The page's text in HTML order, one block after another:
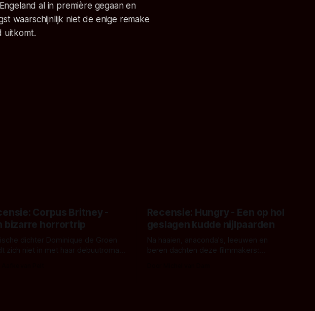
al in première gegaan en
waarschijnlijk niet de enige remake
uitkomt.
Corpus Britney -
bizarre horrortrip
dichter Dominique de Groen
zich niet in met haar debuutroman.
Recensie: Hungry - Een op hol
geslagen kudde nijlpaarden
Na haaien, anaconda's, leeuwen en
beren dachten deze filmmakers: